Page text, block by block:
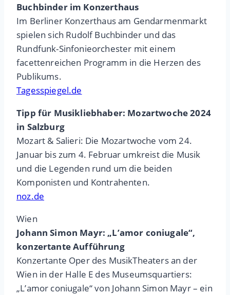
Buchbinder im Konzerthaus
Im Berliner Konzerthaus am Gendarmenmarkt
spielen sich Rudolf Buchbinder und das
Rundfunk-Sinfonieorchester mit einem
facettenreichen Programm in die Herzen des
Publikums.
Tagesspiegel.de
Tipp für Musikliebhaber: Mozartwoche 2024
in Salzburg
Mozart & Salieri: Die Mozartwoche vom 24.
Januar bis zum 4. Februar umkreist die Musik
und die Legenden rund um die beiden
Komponisten und Kontrahenten.
noz.de
Wien
Johann Simon Mayr: „L’amor coniugale“,
konzertante Aufführung
Konzertante Oper des MusikTheaters an der
Wien in der Halle E des Museumsquartiers:
„L’amor coniugale“ von Johann Simon Mayr – ein